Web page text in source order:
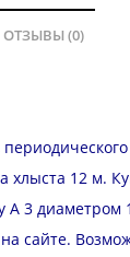
ОТЗЫВЫ (0)
хлыста 12 м.
А 3
сайте.